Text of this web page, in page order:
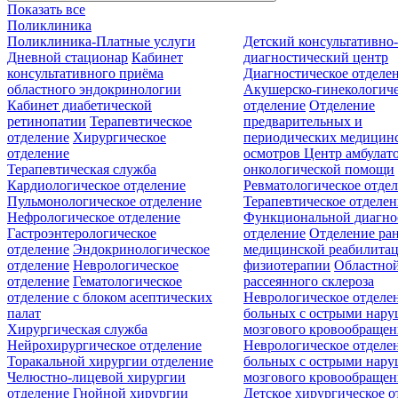
Показать все
Поликлиника
Поликлиника-Платные услуги
Дневной стационар Кабинет
консультативного приёма
областного эндокринологии
Кабинет диабетической
ретинопатии Терапевтическое
отделение Хирургическое
отделение
Детский консультативно-
диагностический центр
Диагностическое
Акушерско-
отделение Отделение
предварительных и
периодических
осмотровЦентр
онкологической помощи
Терапевтическая служба
Кардиологическое отделение
Пульмонологическое отделение
Нефрологическое отделение
Гастроэнтерологическое
отделение Эндокринологическое
отделение Неврологическое
отделение Гематологическое
отделение c блоком асептических
палат
Ревматологическое
Терапевтическое
Функциональной
отделение Отделение
медицинской
физиотерапии
рассеянного склероза
Неврологическое
больных с острыми
мозгового
Неврологическое
больных с острыми
мозгового
Хирургическая служба
Нейрохирургическое отделение
Торакальной хирургии отделение
Челюстно-лицевой хирургии
отделение Гнойной хирургии
Детское хирургическое